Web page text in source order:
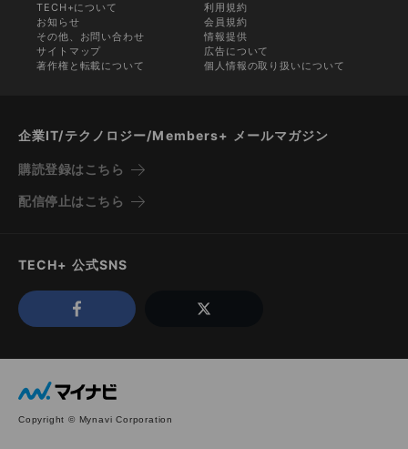
TECH+について
利用規約
お知らせ
会員規約
その他、お問い合わせ
情報提供
サイトマップ
広告について
著作権と転載について
個人情報の取り扱いについて
企業IT/テクノロジー/Members+ メールマガジン
購読登録はこちら
配信停止はこちら
TECH+ 公式SNS
Copyright © Mynavi Corporation